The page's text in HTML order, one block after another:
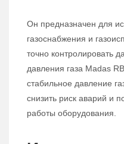
Он предназначен для
газоснабжения и
точно контролировать
давления газа Madas
стабильное давление
снизить риск аварий и
работы оборудования.